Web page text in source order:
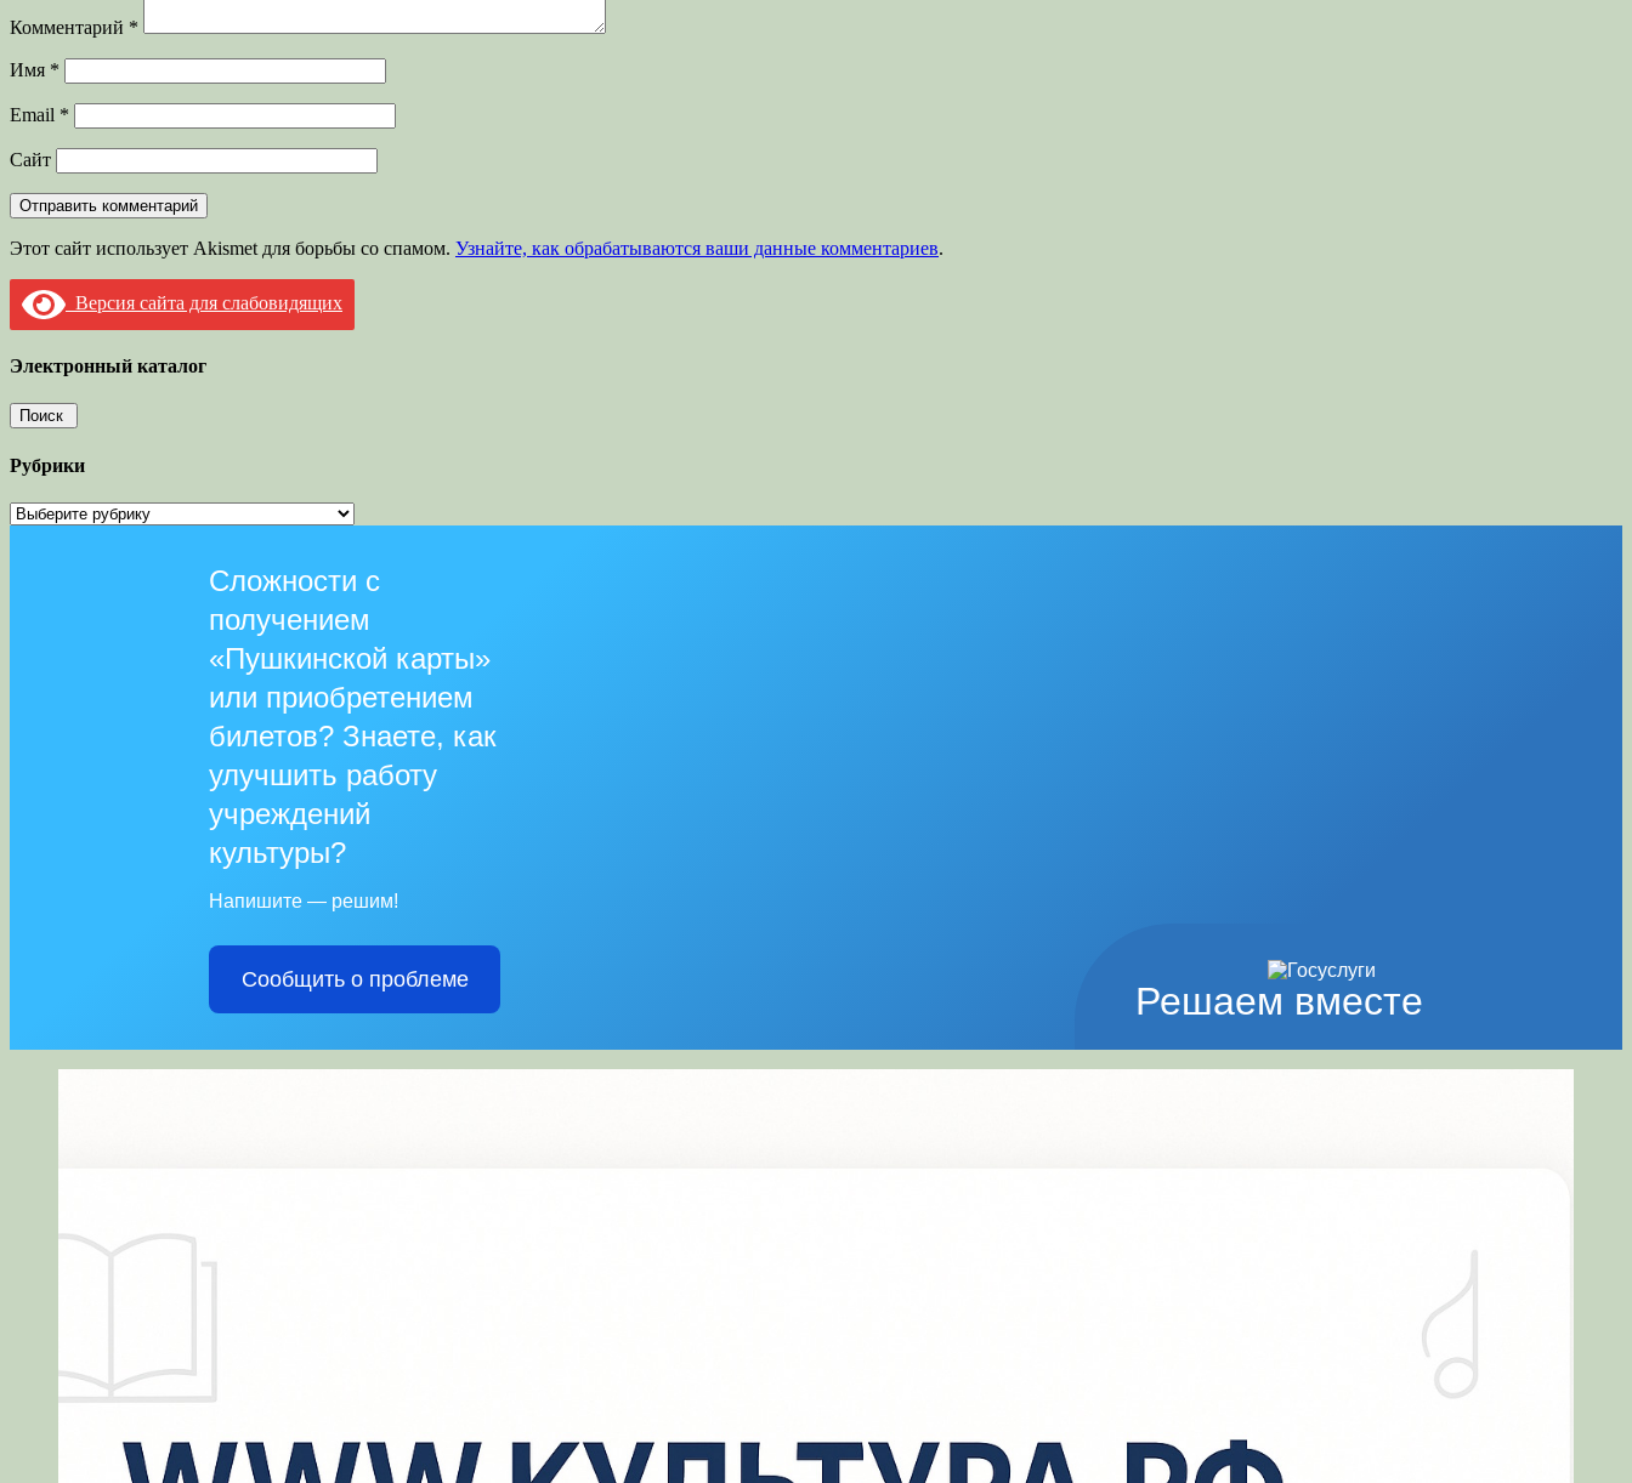
Комментарий *
Имя *
Email *
Сайт
Этот сайт использует Akismet для борьбы со спамом. Узнайте, как обрабатываются ваши данные комментариев.
Версия сайта для слабовидящих
Электронный каталог
Рубрики
Рубрики
Решаем вместе
Сложности с
получением
«Пушкинской карты»
или приобретением
билетов? Знаете, как
улучшить работу
учреждений
культуры?
Напишите — решим!
Сообщить о проблеме